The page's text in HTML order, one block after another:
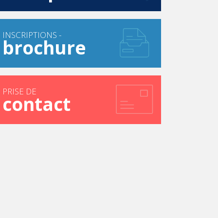
INSCRIPTIONS -
brochure
PRISE DE
contact